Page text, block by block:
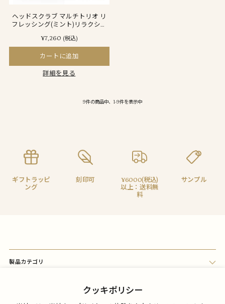
クッキポリシー
ヘッドスクラブ マルチトリオ リ
フレッシング(ミント)リラクシン
(ゼラニウム)
¥7,260 (税込)
カートに追加
詳細を見る
9件の商品中、1-9件を表示中
ギフトラッピ
ング
刻印可
¥6000(税込)
以上：送料無
料
サンプル
製品カテゴリ